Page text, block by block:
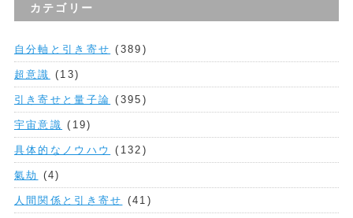
カテゴリー
自分軸と引き寄せ (389)
超意識 (13)
引き寄せと量子論 (395)
宇宙意識 (19)
具体的なノウハウ (132)
氣劫 (4)
人間関係と引き寄せ (41)